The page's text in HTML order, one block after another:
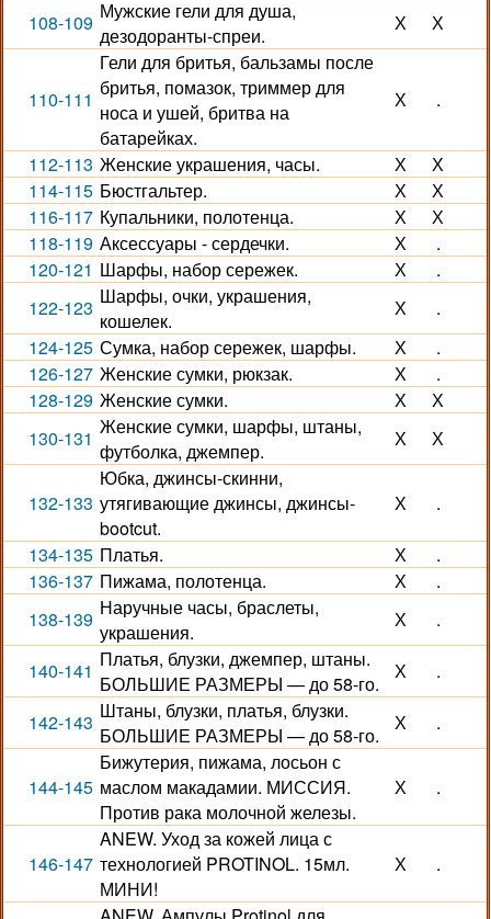
108-109 Мужские гели для душа,
дезодоранты-спреи.
Х Х
110-111
Гели для бритья, бальзамы после
бритья, помазок, триммер для
носа и ушей, бритва на
батарейках.
Х .
112-113 Женские украшения, часы. Х
Х
114-115 Бюстгальтер. Х
Х
116-117 Купальники, полотенца. Х
Х
118-119 Аксессуары - сердечки. Х
.
120-121 Шарфы, набор сережек. Х
.
122-123 Шарфы, очки, украшения,
кошелек.
Х
.
124-125 Сумка, набор сережек, шарфы. Х
.
126-127 Женские сумки, рюкзак. Х
.
128-129 Женские сумки. Х
Х
130-131 Женские сумки, шарфы, штаны,
футболка, джемпер.
Х Х
132-133
Юбка, джинсы-скинни,
утягивающие джинсы, джинсы-
bootcut.
Х .
134-135 Платья. Х
.
136-137 Пижама, полотенца. Х
.
138-139 Наручные часы, браслеты,
украшения.
Х .
140-141 Платья, блузки, джемпер, штаны.
БОЛЬШИЕ РАЗМЕРЫ — до 58-го.
Х .
142-143 Штаны, блузки, платья, блузки.
БОЛЬШИЕ РАЗМЕРЫ — до 58-го.
Х .
144-145
Бижутерия, пижама, лосьон с
маслом макадамии. МИССИЯ.
Против рака молочной железы.
Х .
146-147
ANEW. Уход за кожей лица с
технологией PROTINOL. 15мл.
МИНИ!
Х .